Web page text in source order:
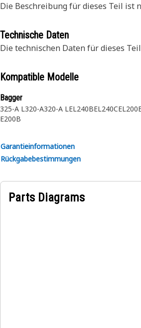
Die Beschreibung für dieses Teil ist
Technische Daten
Die technischen Daten für dieses
Kompatible Modelle
Bagger
325-A L320-A320-A LEL240BEL240C
E200B
Garantieinformationen
Rückgabebestimmungen
Parts Diagrams